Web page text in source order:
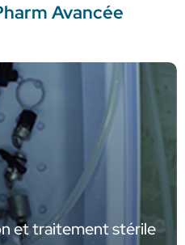
Avancée
et traitement stérile